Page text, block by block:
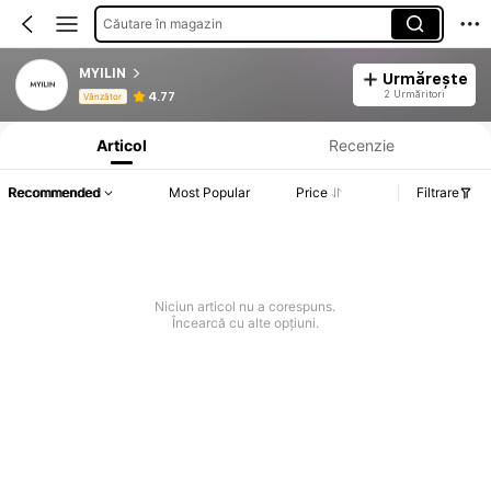
Căutare în magazin
MYILIN
Vânzător 4.77
Urmărește
2 Urmăritori
Informații despre produs: Divulgarea prețului, detalii privind vânzările și stocul.
Articol Recenzie
Recommended Most Popular Price Filtrare
Niciun articol nu a corespuns.
Încearcă cu alte opțiuni.